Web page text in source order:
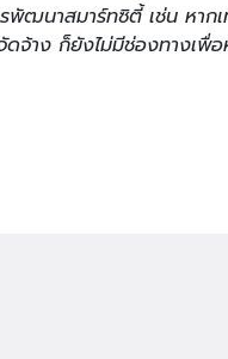
รพัฒนาสมาร์ทซิตี้ เช่น หา
จ้าง ก็ยังไม่มีช่องทางเพื่